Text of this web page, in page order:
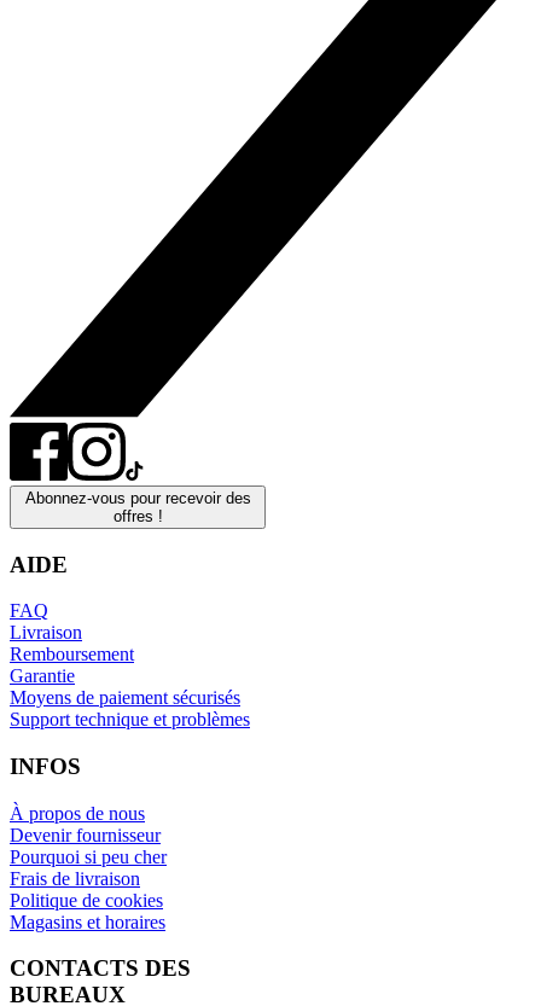
Abonnez-vous pour recevoir des
offres !
AIDE
FAQ
Livraison
Remboursement
Garantie
Moyens de paiement sécurisés
Support technique et problèmes
INFOS
À propos de nous
Devenir fournisseur
Pourquoi si peu cher
Frais de livraison
Politique de cookies
Magasins et horaires
CONTACTS DES
BUREAUX